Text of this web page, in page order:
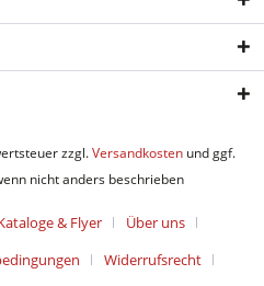
zzgl.Versandkosten und ggf.
nicht anders beschrieben
& Flyer
Über uns
Widerrufsrecht